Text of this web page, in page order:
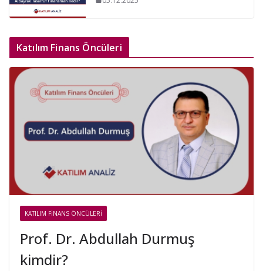
Katılım Finans Öncüleri
KATILIM FINANS ÖNCÜLERI
Prof. Dr. Abdullah Durmuş
kimdir?